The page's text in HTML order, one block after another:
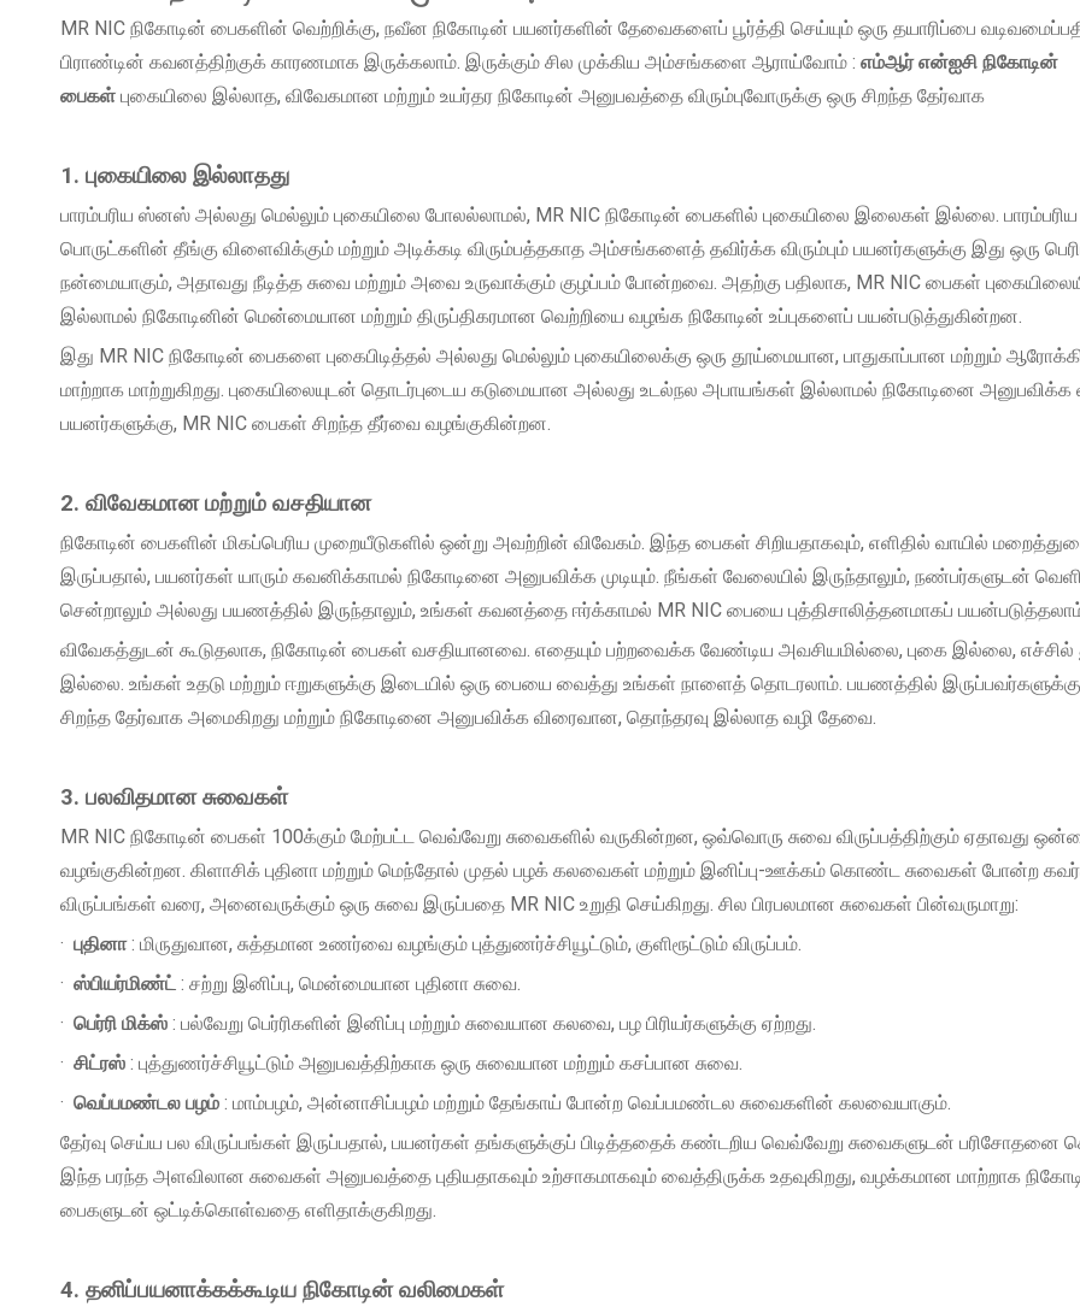
MR NIC நிகோடின் பைகளின் வெற்றிக்கு, நவீன நிகோடின் பயனர்களின் தேவைகளைப் பூர்த்தி செய்யும் ஒரு தயாரிப்பை
பிராண்டின் கவனத்திற்குக் காரணமாக இருக்கலாம். இருக்கும் சில முக்கிய அம்சங்களை ஆராய்வோம் : எம்ஆர் என்ஐசி நிகோடின்
பைகள் புகையிலை இல்லாத, விவேகமான மற்றும் உயர்தர நிகோடின் அனுபவத்தை விரும்புவோருக்கு ஒரு சிறந்த தேர்வாக
1. புகையிலை இல்லாதது
பாரம்பரிய ஸ்னஸ் அல்லது மெல்லும் புகையிலை போலல்லாமல், MR NIC நிகோடின் பைகளில் புகையிலை இலைகள் இல்லை. பாரம்பரிய
பொருட்களின் தீங்கு விளைவிக்கும் மற்றும் அடிக்கடி விரும்பத்தகாத அம்சங்களைத் தவிர்க்க விரும்பும் பயனர்களுக்கு இது ஒரு
நன்மையாகும், அதாவது நீடித்த சுவை மற்றும் அவை உருவாக்கும் குழப்பம் போன்றவை. அதற்கு பதிலாக, MR NIC பைகள்
இல்லாமல் நிகோடினின் மென்மையான மற்றும் திருப்திகரமான வெற்றியை வழங்க நிகோடின் உப்புகளைப் பயன்படுத்துகின்றன.
இது MR NIC நிகோடின் பைகளை புகைபிடித்தல் அல்லது மெல்லும் புகையிலைக்கு ஒரு தூய்மையான, பாதுகாப்பான மற்றும்
மாற்றாக மாற்றுகிறது. புகையிலையுடன் தொடர்புடைய கடுமையான அல்லது உடல்நல அபாயங்கள் இல்லாமல் நிகோடினை அனுபவிக்க
பயனர்களுக்கு, MR NIC பைகள் சிறந்த தீர்வை வழங்குகின்றன.
2. விவேகமான மற்றும் வசதியான
நிகோடின் பைகளின் மிகப்பெரிய முறையீடுகளில் ஒன்று அவற்றின் விவேகம். இந்த பைகள் சிறியதாகவும், எளிதில் வாயில்
இருப்பதால், பயனர்கள் யாரும் கவனிக்காமல் நிகோடினை அனுபவிக்க முடியும். நீங்கள் வேலையில் இருந்தாலும், நண்பர்களுடன்
சென்றாலும் அல்லது பயணத்தில் இருந்தாலும், உங்கள் கவனத்தை ஈர்க்காமல் MR NIC பையை புத்திசாலித்தனமாகப்
விவேகத்துடன் கூடுதலாக, நிகோடின் பைகள் வசதியானவை. எதையும் பற்றவைக்க வேண்டிய அவசியமில்லை, புகை இல்லை, எச்சில்
இல்லை. உங்கள் உதடு மற்றும் ஈறுகளுக்கு இடையில் ஒரு பையை வைத்து உங்கள் நாளைத் தொடரலாம். பயணத்தில் இருப்பவர்களுக்கு
சிறந்த தேர்வாக அமைகிறது மற்றும் நிகோடினை அனுபவிக்க விரைவான, தொந்தரவு இல்லாத வழி தேவை.
3. பலவிதமான சுவைகள்
MR NIC நிகோடின் பைகள் 100க்கும் மேற்பட்ட வெவ்வேறு சுவைகளில் வருகின்றன, ஒவ்வொரு சுவை விருப்பத்திற்கும் ஏதாவது
வழங்குகின்றன. கிளாசிக் புதினா மற்றும் மெந்தோல் முதல் பழக் கலவைகள் மற்றும் இனிப்பு-ஊக்கம் கொண்ட சுவைகள் போன்ற
விருப்பங்கள் வரை, அனைவருக்கும் ஒரு சுவை இருப்பதை MR NIC உறுதி செய்கிறது. சில பிரபலமான சுவைகள் பின்வருமாறு:
· புதினா: மிருதுவான, சுத்தமான உணர்வை வழங்கும் புத்துணர்ச்சியூட்டும், குளிரூட்டும் விருப்பம்.
· ஸ்பியர்மிண்ட் : சற்று இனிப்பு, மென்மையான புதினா சுவை.
· பெர்ரி மிக்ஸ் : பல்வேறு பெர்ரிகளின் இனிப்பு மற்றும் சுவையான கலவை, பழ பிரியர்களுக்கு ஏற்றது.
· சிட்ரஸ் : புத்துணர்ச்சியூட்டும் அனுபவத்திற்காக ஒரு சுவையான மற்றும் கசப்பான சுவை.
· வெப்பமண்டல பழம் : மாம்பழம், அன்னாசிப்பழம் மற்றும் தேங்காய் போன்ற வெப்பமண்டல சுவைகளின் கலவையாகும்.
தேர்வு செய்ய பல விருப்பங்கள் இருப்பதால், பயனர்கள் தங்களுக்குப் பிடித்ததைக் கண்டறிய வெவ்வேறு சுவைகளுடன் பரிசோதனை
இந்த பரந்த அளவிலான சுவைகள் அனுபவத்தை புதியதாகவும் உற்சாகமாகவும் வைத்திருக்க உதவுகிறது, வழக்கமான மாற்றாக
பைகளுடன் ஒட்டிக்கொள்வதை எளிதாக்குகிறது.
4. தனிப்பயனாக்கக்கூடிய நிகோடின் வலிமைகள்